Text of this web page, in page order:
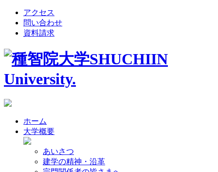
アクセス
問い合わせ
資料請求
ホーム
大学概要
あいさつ
建学の精神・沿革